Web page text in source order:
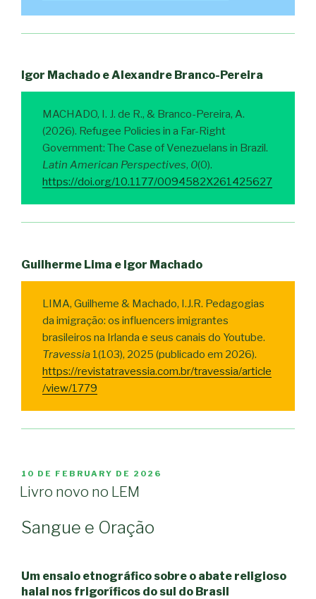
Igor Machado e Alexandre Branco-Pereira
MACHADO, I. J. de R., & Branco-Pereira, A.
(2026). Refugee Policies in a Far-Right
Government: The Case of Venezuelans in Brazil.
Latin American Perspectives, 0(0).
https://doi.org/10.1177/0094582X261425627
Guilherme Lima e Igor Machado
LIMA, Guilheme & Machado, I.J.R. Pedagogias
da imigração: os influencers imigrantes
brasileiros na Irlanda e seus canais do Youtube.
Travessia 1(103), 2025 (publicado em 2026).
https://revistatravessia.com.br/travessia/article
/view/1779
POSTED
ON
10 DE FEBRUARY DE 2026
Livro novo no LEM
Sangue e Oração
Um ensaio etnográfico sobre o abate religioso
halal nos frigoríficos do sul do Brasil